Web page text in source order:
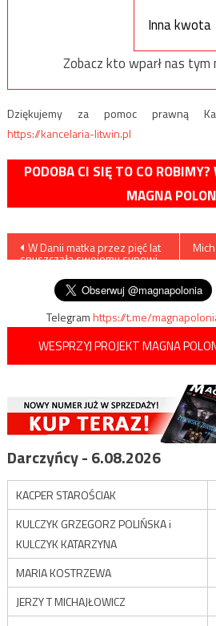
Inna kwota
Zobacz kto wparł nas tym
Dziękujemy za pomoc prawną
https://kancelaria-litwin.pl
PODOBA CI SIĘ TO CO ROBIMY?
MAGNA
Nawigacja
wpisu
W Danii matka przez pięć lat
spuszczała swojemu synowi
Telegramhttps://t.me/
WESPRZYJ PROJEKT MAGNA
Darczyńcy - 6.08.2026
KACPER STAROŚCIAK
KULCZYK GRZEGORZ POLIŃSKA i
KULCZYK KATARZYNA
MARIA KOSTRZEWA
JERZY T MICHAJŁOWICZ